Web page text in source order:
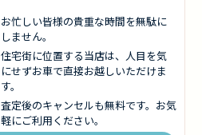
お忙しい皆様の貴重な時間を無駄に
しません。
住宅街に位置する当店は、人目を気
にせずお車で直接お越しいただけま
す。
査定後のキャンセルも無料です。お気
軽にご利用ください。